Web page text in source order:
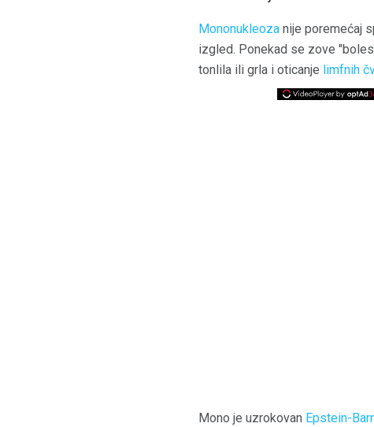
Mononukleoza nije poremećaj
izgled. Ponekad se zove
tonlila ili grla i oticanje limfnih
Mono je uzrokovan Epstein-